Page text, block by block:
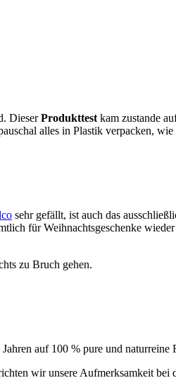
DieserProdukttest kam zustande
alles in Plastik verpacken,
sehr gefällt, ist auch das
für Weihnachtsgeschenke
zu Bruch gehen.
auf 100 % pure und naturreine